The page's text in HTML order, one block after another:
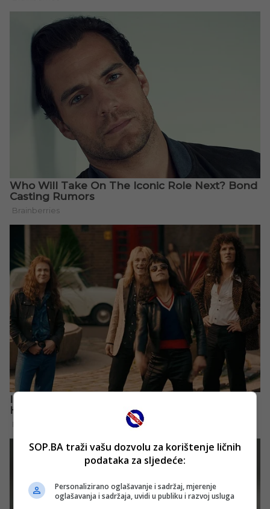
SOP.BA traži vašu dozvolu za korištenje ličnih
podataka za sljedeće:
Personalizirano oglašavanje i sadržaj, mjerenje
oglašavanja i sadržaja, uvidi u publiku i razvoj usluga